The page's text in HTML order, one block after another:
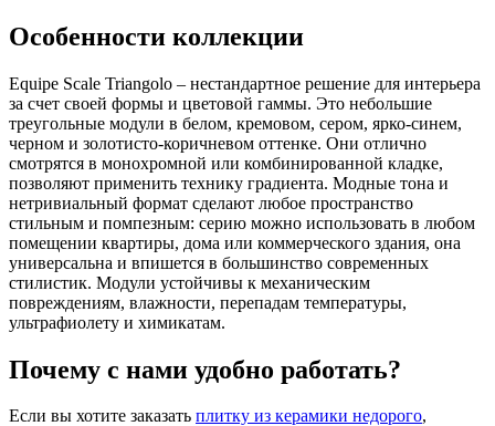
Особенности коллекции
Equipe Scale Triangolo – нестандартное решение для интерьера
за счет своей формы и цветовой гаммы. Это небольшие
треугольные модули в белом, кремовом, сером, ярко-синем,
черном и золотисто-коричневом оттенке. Они отлично
смотрятся в монохромной или комбинированной кладке,
позволяют применить технику градиента. Модные тона и
нетривиальный формат сделают любое пространство
стильным и помпезным: серию можно использовать в любом
помещении квартиры, дома или коммерческого здания, она
универсальна и впишется в большинство современных
стилистик. Модули устойчивы к механическим
повреждениям, влажности, перепадам температуры,
ультрафиолету и химикатам.
Почему с нами удобно работать?
Если вы хотите заказать плитку из керамики недорого,